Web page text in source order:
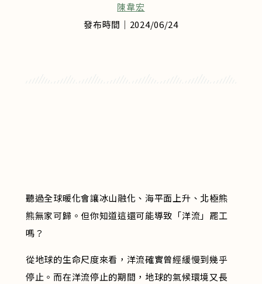
陳韋宏
發布時間｜2024/06/24
聽過全球暖化會讓冰山融化、海平面上升、北極熊
熊無家可歸。但你知道這還可能導致「洋流」罷工
嗎？
從地球的生命尺度來看，洋流確實曾經緩慢到幾乎
停止。而在洋流停止的期間，地球的氣候環境又長